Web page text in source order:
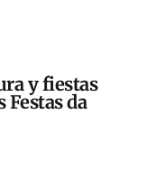
y fiestas
Festas da